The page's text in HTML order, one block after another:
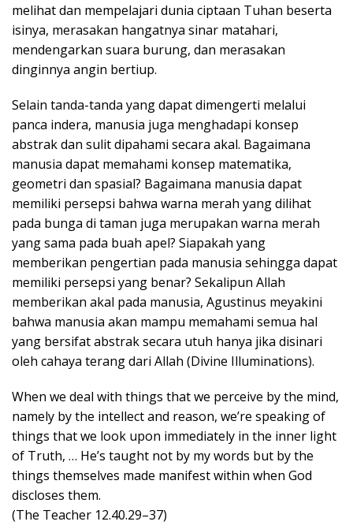
melihat dan mempelajari dunia ciptaan Tuhan beserta
isinya, merasakan hangatnya sinar matahari,
mendengarkan suara burung, dan merasakan
dinginnya angin bertiup.
Selain tanda-tanda yang dapat dimengerti melalui
panca indera, manusia juga menghadapi konsep
abstrak dan sulit dipahami secara akal. Bagaimana
manusia dapat memahami konsep matematika,
geometri dan spasial? Bagaimana manusia dapat
memiliki persepsi bahwa warna merah yang dilihat
pada bunga di taman juga merupakan warna merah
yang sama pada buah apel? Siapakah yang
memberikan pengertian pada manusia sehingga dapat
memiliki persepsi yang benar? Sekalipun Allah
memberikan akal pada manusia, Agustinus meyakini
bahwa manusia akan mampu memahami semua hal
yang bersifat abstrak secara utuh hanya jika disinari
oleh cahaya terang dari Allah (Divine Illuminations).
When we deal with things that we perceive by the mind,
namely by the intellect and reason, we’re speaking of
things that we look upon immediately in the inner light
of Truth, … He’s taught not by my words but by the
things themselves made manifest within when God
discloses them.
(The Teacher 12.40.29–37)